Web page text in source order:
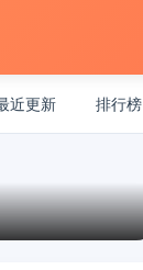
近更新 排行榜